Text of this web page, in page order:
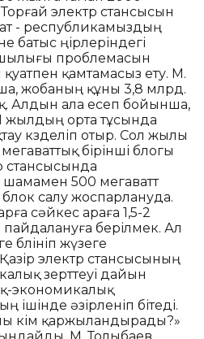
электр стансысын
- республикамыздың
батыс өңірлеріндегі
проблемасын
қамтамасыз ету. М.
жобаның құны 3,8 млрд.
Алдын ала есеп бойынша,
жылдың орта тұсында
көзделіп отыр. Сол жылы
бірінші блогы
стансысында
500 мегаватт
блок салу жоспарлануда.
сәйкес араға 1,5-2
берілмек. Ал
бөлініп жүзеге
электр стансысының
зерттеуі дайын
экономикалық
ішінде әзірленіп бітеді.
кім қаржыландырады?»
М. Толыбаев